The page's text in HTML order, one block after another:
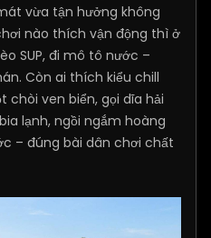
vừa tận hưởng không
nào thích vận động thì ở
SUP, đi mô tô nước –
Còn ai thích kiểu chill
ven biển, gọi dĩa hải
lạnh, ngồi ngắm hoàng
– đúng bài dân chơi chất